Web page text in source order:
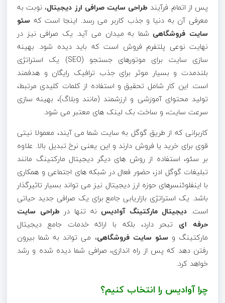
پس از اتمام فرآیند طراحی سایت صرافی ارز دیجیتال، نوبت به
معرفی آن به دنیا و جذب کاربر می رسد. اینجا است که سئو
سایت فروشگاهی شما به میدان می آید. یک صرافی نیز در
نهایت نوعی پلتفرم فروش است که باید دیده شود. بهینه
سازی سایت برای موتورهای جستجو (SEO) یک استراتژی
بلندمدت و بسیار موثر برای جذب ترافیک رایگان و هدفمند
است. این کار شامل تحقیق و استفاده از کلمات کلیدی مرتبط،
تولید محتوای آموزشی و ارزشمند (مانند وبلاگ)، بهینه سازی
سرعت سایت، و ساخت بک لینک های معتبر می شود.
کاربرانی که از طریق گوگل به سایت شما می آیند، معمولا نیتی
قوی برای خرید یا فروش دارند و این یعنی نرخ تبدیل بالا. علاوه
بر سئو، استفاده از روش های دیگر دیجیتال مارکتینگ مانند
تبلیغات گوگل ادز، حضور فعال در شبکه های اجتماعی و همکاری
با اینفلوئنسرهای حوزه ارز دیجیتال نیز می تواند بسیار تاثیرگذار
باشد. یک استراتژی بازاریابی جامع برای یک صرافی جدید حیاتی
است. دیجیتال مارکتینگ آوادیس نه تنها در طراحی سایت
حرفه ای تبحر دارد، بلکه با ارائه خدمات جامع دیجیتال
مارکتینگ و سئو سایت فروشگاهی، می تواند به شما بیرون
رفتن دهد که پس از راه اندازی، صرافی شما دیده شده و رشد
خواهد کرد.
چرا آوادیس را انتخاب کنیم؟